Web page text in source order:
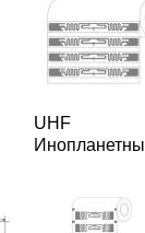
UHF
Метки жалобы